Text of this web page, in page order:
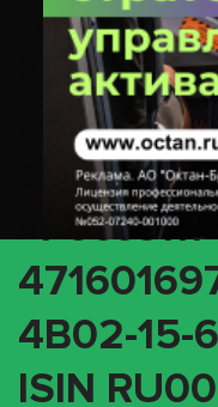
4B02-15-
ISIN